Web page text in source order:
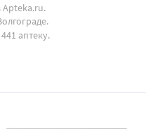
Apteka.ru.
аптеку.